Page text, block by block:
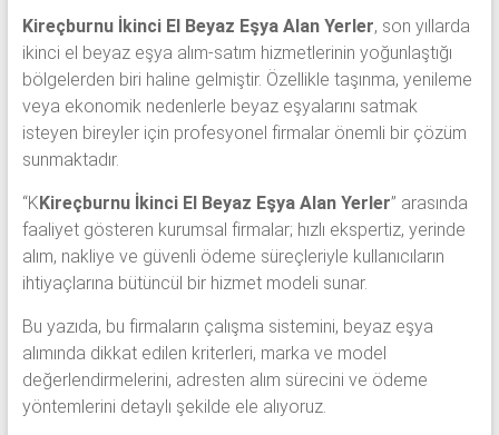
Kireçburnu İkinci El Beyaz Eşya Alan Yerler, son yıllarda
ikinci el beyaz eşya alım-satım hizmetlerinin yoğunlaştığı
bölgelerden biri haline gelmiştir. Özellikle taşınma, yenileme
veya ekonomik nedenlerle beyaz eşyalarını satmak
isteyen bireyler için profesyonel firmalar önemli bir çözüm
sunmaktadır.
“KKireçburnu İkinci El Beyaz Eşya Alan Yerler” arasında
faaliyet gösteren kurumsal firmalar; hızlı ekspertiz, yerinde
alım, nakliye ve güvenli ödeme süreçleriyle kullanıcıların
ihtiyaçlarına bütüncül bir hizmet modeli sunar.
Bu yazıda, bu firmaların çalışma sistemini, beyaz eşya
alımında dikkat edilen kriterleri, marka ve model
değerlendirmelerini, adresten alım sürecini ve ödeme
yöntemlerini detaylı şekilde ele alıyoruz.